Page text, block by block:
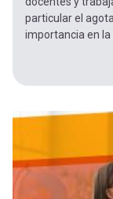
particular el
importancia en la